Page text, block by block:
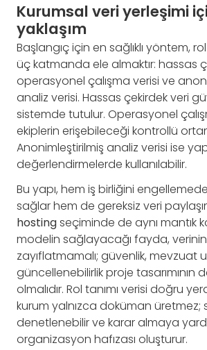
Kurumsal veri yerleşimi
yaklaşım
Başlangıç için en sağlıklı yöntem,
üç katmanda ele almaktır: hassas
operasyonel çalışma verisi ve
analiz verisi. Hassas çekirdek veri
sistemde tutulur. Operasyonel
ekiplerin erişebileceği kontrollü
Anonimleştirilmiş analiz verisi ise
değerlendirmelerde kullanılabilir.
Bu yapı, hem iş birliğini
sağlar hem de gereksiz veri
hostingseçiminde de aynı mantık
modelin sağlayacağı fayda,
zayıflatmamalı; güvenlik, mevzuat
güncellenebilirlik proje tasarımının
olmalıdır. Rol tanımı verisi doğru
kurum yalnızca doküman üretmez;
denetlenebilir ve karar almaya
organizasyon hafızası oluşturur.